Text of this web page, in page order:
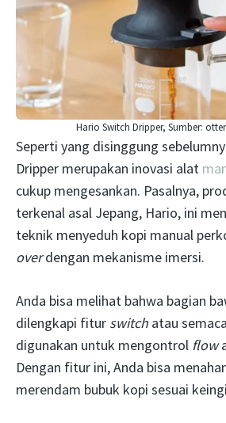
Hario Switch Dripper, Sumber:
Seperti yang disinggung
Dripper merupakan inovasi alat
cukup mengesankan. Pasalnya,
terkenal asal Jepang, Hario, ini
teknik menyeduh kopi manual
overdengan mekanisme imersi.
Anda bisa melihat bahwa bagian
dilengkapi fitur switch atau
digunakan untuk mengontrol flow
Dengan fitur ini, Anda bisa
merendam bubuk kopi sesuai